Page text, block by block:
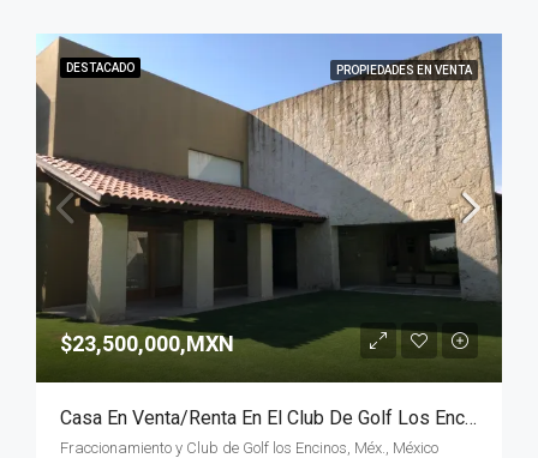
DESTACADO PROPIEDADES EN VENTA
$23,500,000,MXN
Casa En Venta/Renta En El Club De Golf Los Encinos
Fraccionamiento y Club de Golf los Encinos, Méx., México